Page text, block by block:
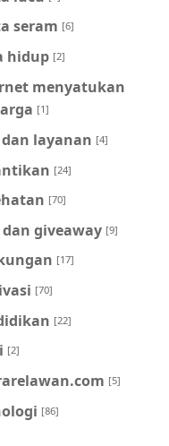
seram [6]
hidup [2]
menyatukan
[1]
layanan [4]
[24]
[70]
giveaway [9]
[17]
[70]
[22]
[2]
[5]
[86]